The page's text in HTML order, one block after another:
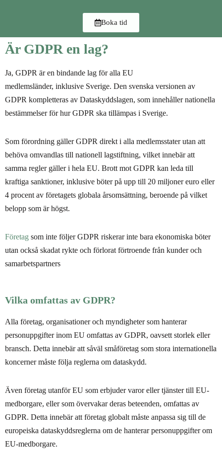
Boka tid
Är GDPR en lag?
Ja, GDPR är en bindande lag för alla EU
medlemsländer, inklusive Sverige. Den svenska versionen av
GDPR kompletteras av Dataskyddslagen, som innehåller nationella
bestämmelser för hur GDPR ska tillämpas i Sverige.
Som förordning gäller GDPR direkt i alla medlemsstater utan att
behöva omvandlas till nationell lagstiftning, vilket innebär att
samma regler gäller i hela EU. Brott mot GDPR kan leda till
kraftiga sanktioner, inklusive böter på upp till 20 miljoner euro eller
4 procent av företagets globala årsomsättning, beroende på vilket
belopp som är högst.
Företag som inte följer GDPR riskerar inte bara ekonomiska böter
utan också skadat rykte och förlorat förtroende från kunder och
samarbetspartners
Vilka omfattas av GDPR?
Alla företag, organisationer och myndigheter som hanterar
personuppgifter inom EU omfattas av GDPR, oavsett storlek eller
bransch. Detta innebär att såväl småföretag som stora internationella
koncerner måste följa reglerna om dataskydd.
Även företag utanför EU som erbjuder varor eller tjänster till EU-
medborgare, eller som övervakar deras beteenden, omfattas av
GDPR. Detta innebär att företag globalt måste anpassa sig till de
europeiska dataskyddsreglerna om de hanterar personuppgifter om
EU-medborgare.